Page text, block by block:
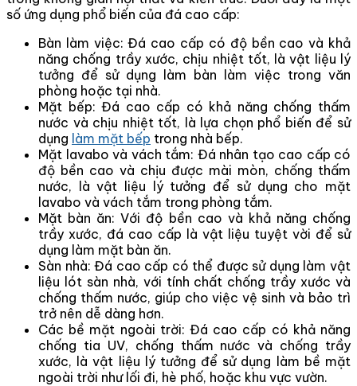
số ứng dụng phổ biến của đá cao cấp:
Bàn làm việc: Đá cao cấp có độ bền cao và khả
năng chống trầy xước, chịu nhiệt tốt, là vật liệu lý
tưởng để sử dụng làm bàn làm việc trong văn
phòng hoặc tại nhà.
Mặt bếp: Đá cao cấp có khả năng chống thấm
nước và chịu nhiệt tốt, là lựa chọn phổ biến để sử
dụng làm mặt bếp trong nhà bếp.
Mặt lavabo và vách tắm: Đá nhân tạo cao cấp có
độ bền cao và chịu được mài mòn, chống thấm
nước, là vật liệu lý tưởng để sử dụng cho mặt
lavabo và vách tắm trong phòng tắm.
Mặt bàn ăn: Với độ bền cao và khả năng chống
trầy xước, đá cao cấp là vật liệu tuyệt vời để sử
dụng làm mặt bàn ăn.
Sàn nhà: Đá cao cấp có thể được sử dụng làm vật
liệu lót sàn nhà, với tính chất chống trầy xước và
chống thấm nước, giúp cho việc vệ sinh và bảo trì
trở nên dễ dàng hơn.
Các bề mặt ngoài trời: Đá cao cấp có khả năng
chống tia UV, chống thấm nước và chống trầy
xước, là vật liệu lý tưởng để sử dụng làm bề mặt
ngoài trời như lối đi, hè phố, hoặc khu vực vườn.